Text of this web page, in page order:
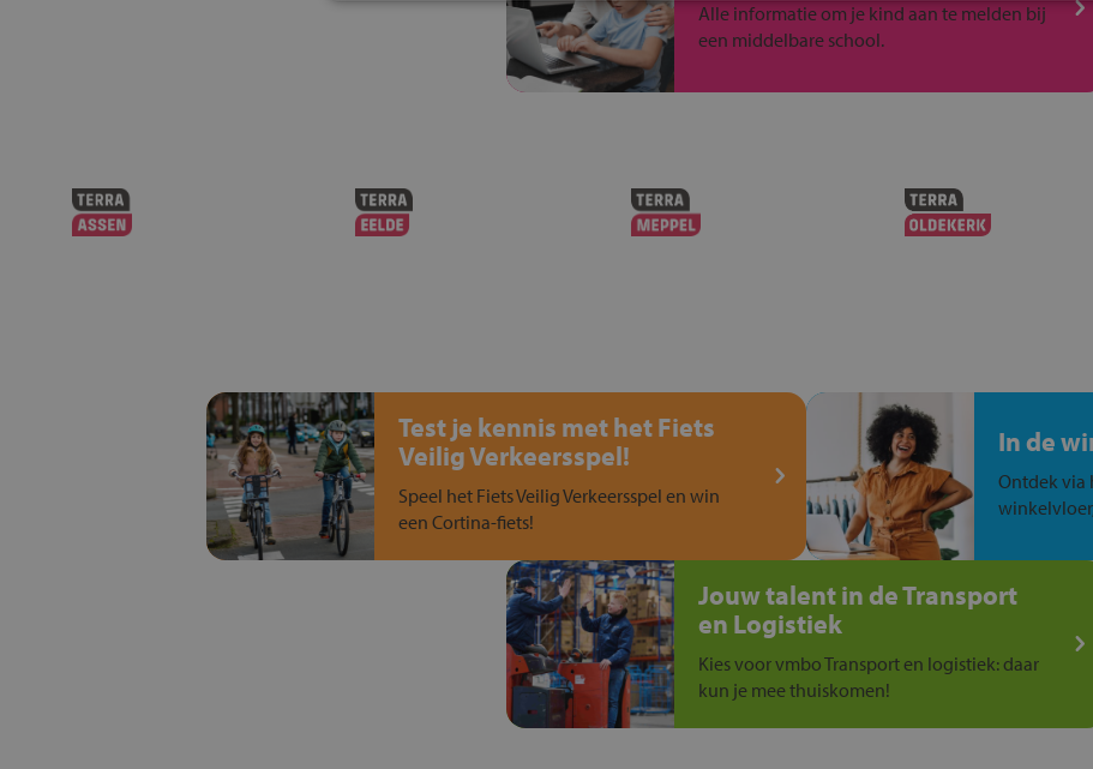
Alle informatie om je kind aan te melden bij
een middelbare school.
Test je kennis met het Fiets
Veilig Verkeersspel!
Speel het Fiets Veilig Verkeersspel en win
een Cortina-fiets!
In de
Ontdek via
Jouw talent in de Transport
en Logistiek
Kies voor vmbo Transport en logistiek: daar
kun je mee thuiskomen!